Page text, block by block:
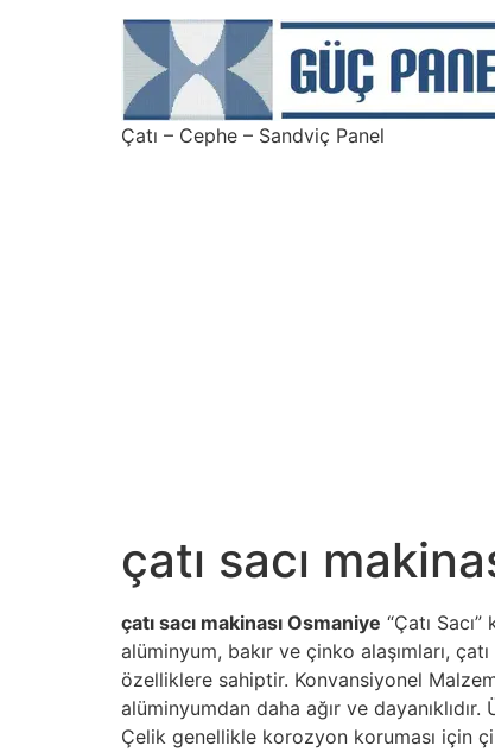
Çatı – Cephe – Sandviç Panel
çatı sacı
çatı sacı makinası Osmaniye “Çatı
alüminyum, bakır ve çinko alaşımları,
özelliklere sahiptir. Konvansiyonel
alüminyumdan daha ağır ve
Çelik genellikle korozyon koruması için